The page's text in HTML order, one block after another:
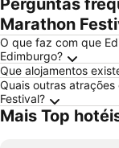
Perguntas
Marathon
O que faz com que
Edimburgo?
Que alojamentos
Quais outras
Festival?
Mais Top